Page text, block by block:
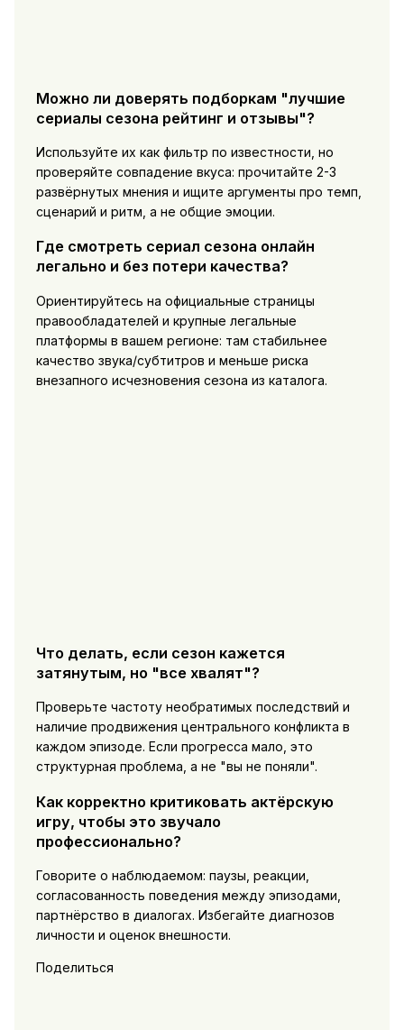
Можно ли доверять подборкам "лучшие
сериалы сезона рейтинг и отзывы"?
Используйте их как фильтр по известности, но
проверяйте совпадение вкуса: прочитайте 2-3
развёрнутых мнения и ищите аргументы про темп,
сценарий и ритм, а не общие эмоции.
Где смотреть сериал сезона онлайн
легально и без потери качества?
Ориентируйтесь на официальные страницы
правообладателей и крупные легальные
платформы в вашем регионе: там стабильнее
качество звука/субтитров и меньше риска
внезапного исчезновения сезона из каталога.
Что делать, если сезон кажется
затянутым, но "все хвалят"?
Проверьте частоту необратимых последствий и
наличие продвижения центрального конфликта в
каждом эпизоде. Если прогресса мало, это
структурная проблема, а не "вы не поняли".
Как корректно критиковать актёрскую
игру, чтобы это звучало
профессионально?
Говорите о наблюдаемом: паузы, реакции,
согласованность поведения между эпизодами,
партнёрство в диалогах. Избегайте диагнозов
личности и оценок внешности.
Поделиться